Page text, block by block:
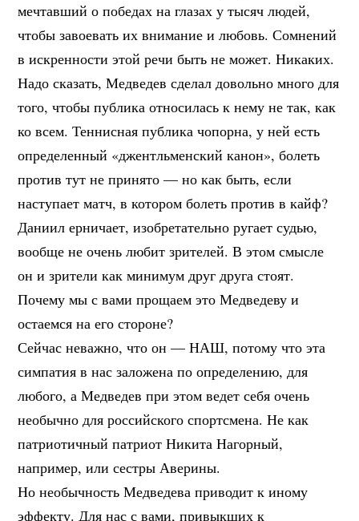
мечтавший о победах на глазах у тысяч людей,
чтобы завоевать их внимание и любовь. Сомнений
в искренности этой речи быть не может. Никаких.
Надо сказать, Медведев сделал довольно много для
того, чтобы публика относилась к нему не так, как
ко всем. Теннисная публика чопорна, у ней есть
определенный «джентльменский канон», болеть
против тут не принято — но как быть, если
наступает матч, в котором болеть против в кайф?
Даниил ерничает, изобретательно ругает судью,
вообще не очень любит зрителей. В этом смысле
он и зрители как минимум друг друга стоят.
Почему мы с вами прощаем это Медведеву и
остаемся на его стороне?
Сейчас неважно, что он — НАШ, потому что эта
симпатия в нас заложена по определению, для
любого, а Медведев при этом ведет себя очень
необычно для российского спортсмена. Не как
патриотичный патриот Никита Нагорный,
например, или сестры Аверины.
Но необычность Медведева приводит к иному
эффекту. Для нас с вами, привыкших к